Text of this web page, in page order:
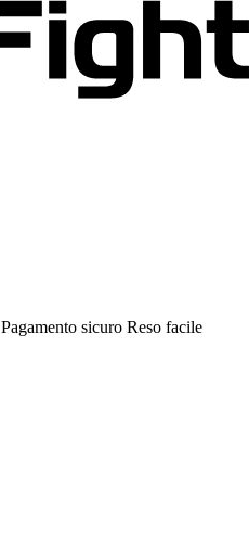
Pagamento sicuro Reso facile